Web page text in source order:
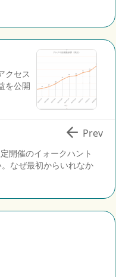
クセス
を公開
定開催のイォークハント
なぜ最初からいれなか
 Prev